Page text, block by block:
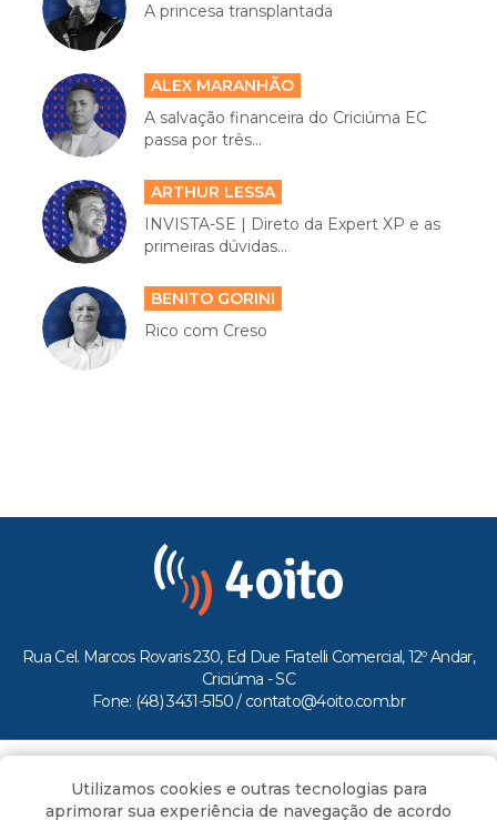
A princesa transplantada
ALEX MARANHÃO
A salvação financeira do Criciúma EC
passa por três...
ARTHUR LESSA
INVISTA-SE | Direto da Expert XP e as
primeiras dúvidas...
BENITO GORINI
Rico com Creso
Rua Cel. Marcos Rovaris 230, Ed Due Fratelli Comercial, 12º Andar,
Criciúma - SC
Fone: (48) 3431-5150 / contato@4oito.com.br
Todos os direitos reservados ao Portal 4oito
Utilizamos cookies e outras tecnologias para
aprimorar sua experiência de navegação de acordo